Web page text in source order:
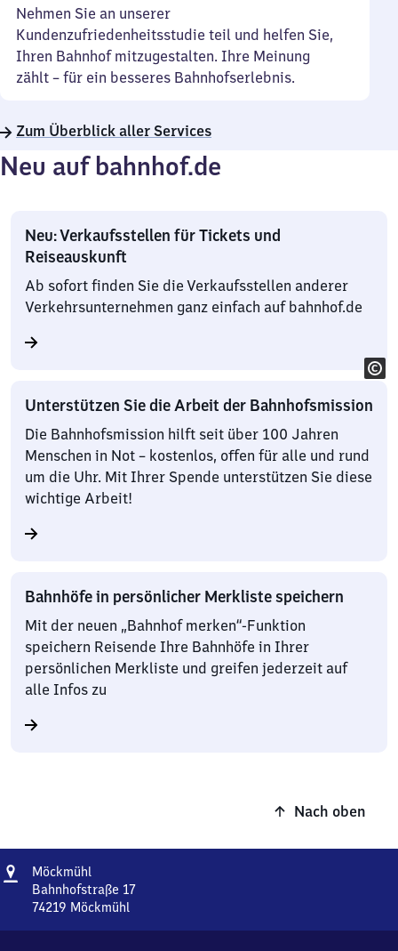
Nehmen Sie an unserer
Kundenzufriedenheitsstudie teil und helfen Sie,
Ihren Bahnhof mitzugestalten. Ihre Meinung
zählt – für ein besseres Bahnhofserlebnis.
Zum Überblick aller Services
Neu auf bahnhof.de
Neu: Verkaufsstellen für Tickets und
Reiseauskunft
Ab sofort finden Sie die Verkaufsstellen anderer
Verkehrsunternehmen ganz einfach auf bahnhof.de
Unterstützen Sie die Arbeit der Bahnhofsmission
Die Bahnhofsmission hilft seit über 100 Jahren
Menschen in Not – kostenlos, offen für alle und rund
um die Uhr. Mit Ihrer Spende unterstützen Sie diese
wichtige Arbeit!
Bahnhöfe in persönlicher Merkliste speichern
Mit der neuen „Bahnhof merken“-Funktion
speichern Reisende Ihre Bahnhöfe in Ihrer
persönlichen Merkliste und greifen jederzeit auf
alle Infos zu
Nach oben
Adresse
Möckmühl
Bahnhofstraße 17
74219 Möckmühl